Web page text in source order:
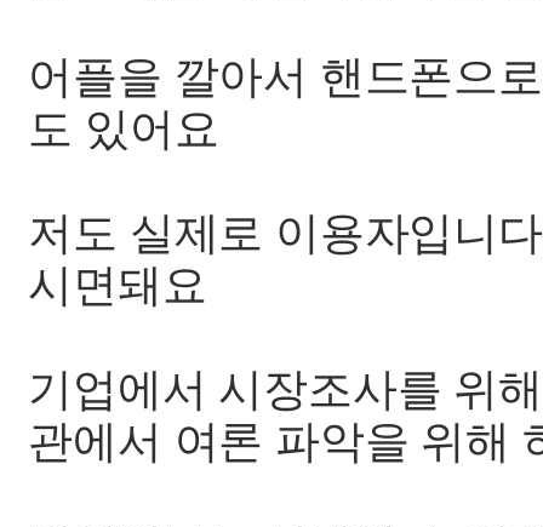
어플을 깔아서 핸드폰으
도 있어요
저도 실제로 이용자입니
시면돼요
기업에서 시장조사를 위
관에서 여론 파악을 위해